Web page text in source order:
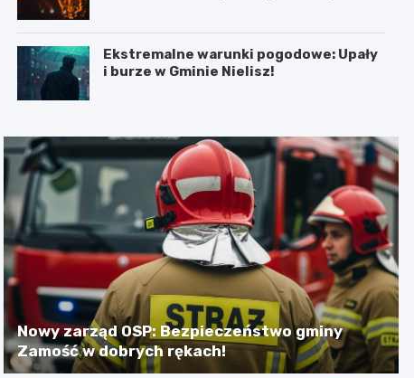
Ekstremalne warunki pogodowe: Upały
i burze w Gminie Nielisz!
Nowy zarząd OSP: Bezpieczeństwo gminy
Zamość w dobrych rękach!